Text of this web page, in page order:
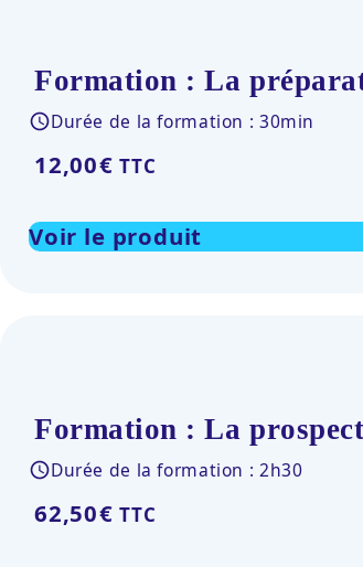
Formation : La
Durée de la formation : 30min
12,00€ TTC
Voir le produit
Formation : La
Durée de la formation : 2h30
62,50€ TTC